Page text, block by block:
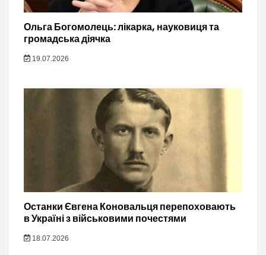
Ольга Богомолець: лікарка, науковиця та
громадська діячка
19.07.2026
Останки Євгена Коновальця перепоховають
в Україні з військовими почестями
18.07.2026